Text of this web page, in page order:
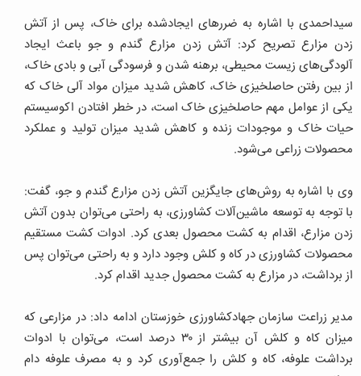
سیداحمدی با اشاره به ضررهای ایجادشده برای خاک، پس از آتش
زدن مزارع تصریح کرد: آتش زدن مزارع گندم و جو باعث ایجاد
آلودگی‌های زیست محیطی، برهنه شدن و فرسودگی آبی و بادی خاک،
از بین رفتن حاصلخیزی خاک، کاهش شدید میزان مواد آلی خاک که
یکی از عوامل مهم حاصلخیزی خاک است، در خطر افتادن اکوسیستم
حیات خاک و موجودات زنده و کاهش شدید میزان تولید و عملکرد
محصولات زراعی می‌شود.
وی با اشاره به روش‌های جایگزین آتش زدن مزارع گندم و جو، گفت:
با توجه به توسعه ماشین‌آلات کشاورزی، به راحتی می‌توان بدون آتش
زدن مزارع، اقدام به کشت محصول بعدی کرد. ادوات کشت مستقیم
محصولات کشاورزی در کاه و کلش وجود دارد و به راحتی می‌توان پس
از برداشت، در مزارع به کشت محصول جدید اقدام کرد.
مدیر زراعت سازمان جهادکشاورزی خوزستان ادامه داد: در مزارعی که
میزان کاه و کلش آن بیشتر از ۳۰ درصد است، می‌توان با ادوات
برداشت علوفه، کاه و کلش را جمع‌آوری کرد و به مصرف علوفه دام